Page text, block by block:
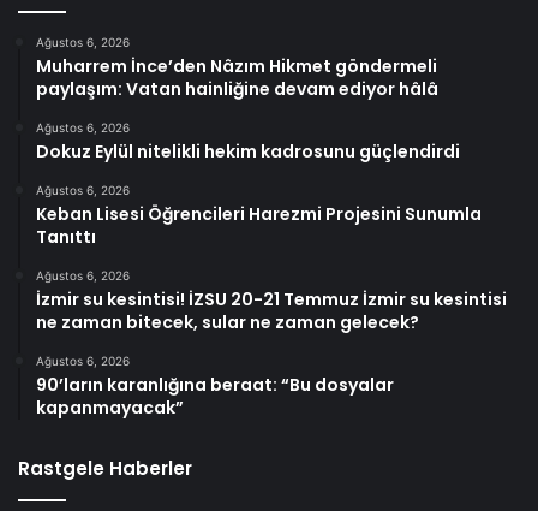
Ağustos 6, 2026
Muharrem İnce’den Nâzım Hikmet göndermeli
paylaşım: Vatan hainliğine devam ediyor hâlâ
Ağustos 6, 2026
Dokuz Eylül nitelikli hekim kadrosunu güçlendirdi
Ağustos 6, 2026
Keban Lisesi Öğrencileri Harezmi Projesini Sunumla
Tanıttı
Ağustos 6, 2026
İzmir su kesintisi! İZSU 20-21 Temmuz İzmir su kesintisi
ne zaman bitecek, sular ne zaman gelecek?
Ağustos 6, 2026
90’ların karanlığına beraat: “Bu dosyalar
kapanmayacak”
Rastgele Haberler